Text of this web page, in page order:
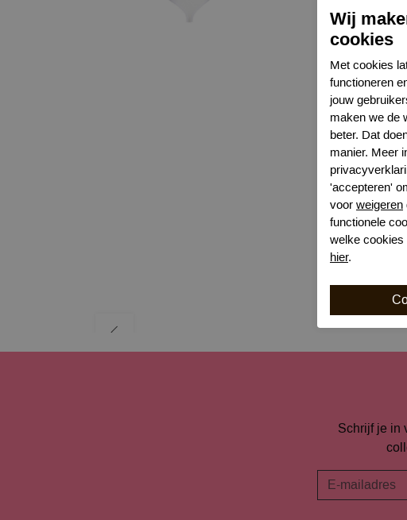
Schrijf je in
Wij
cookies
Met cookies
functioneren
jouw
maken we de
beter. Dat
manier. Meer
'accepteren'
voor weigeren
functionele
welke cookies
hier.